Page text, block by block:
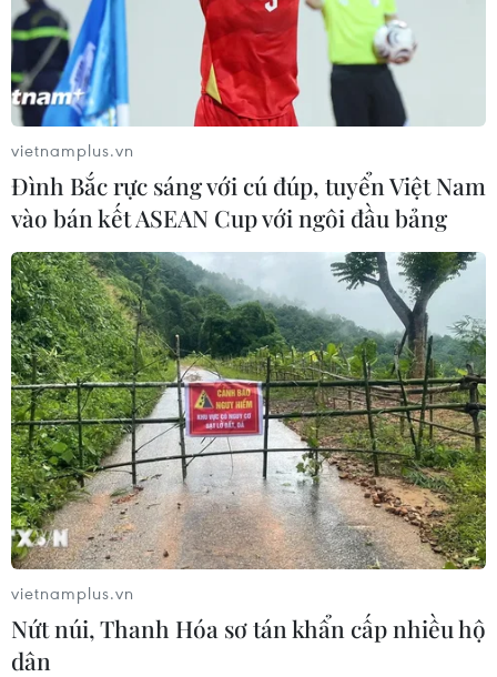
vietnamplus.vn
Đình Bắc rực sáng với cú đúp, tuyển Việt Nam
vào bán kết ASEAN Cup với ngôi đầu bảng
vietnamplus.vn
Nứt núi, Thanh Hóa sơ tán khẩn cấp nhiều hộ
dân